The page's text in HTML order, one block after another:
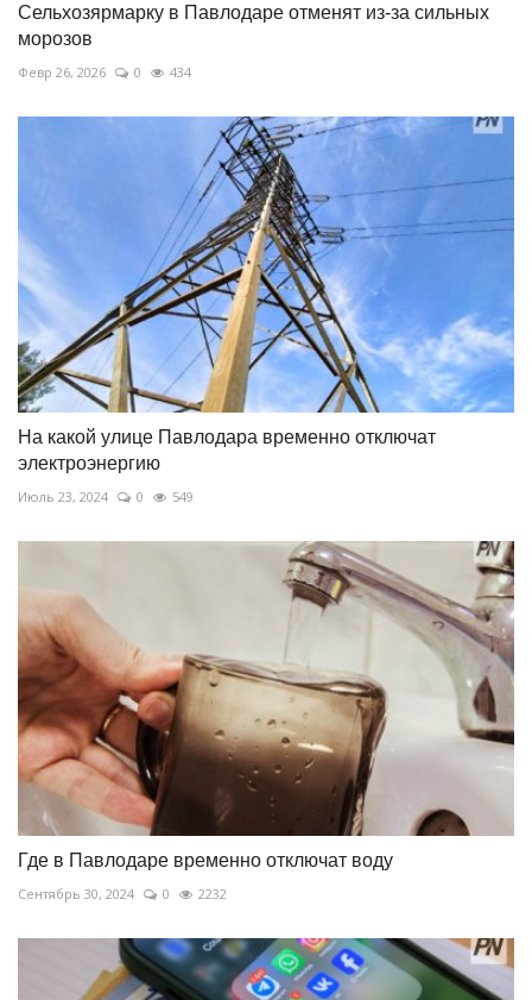
Сельхозярмарку в Павлодаре отменят из-за сильных
морозов
Февр 26, 2026 0 434
На какой улице Павлодара временно отключат
электроэнергию
Июль 23, 2024 0 549
Где в Павлодаре временно отключат воду
Сентябрь 30, 2024 0 2232